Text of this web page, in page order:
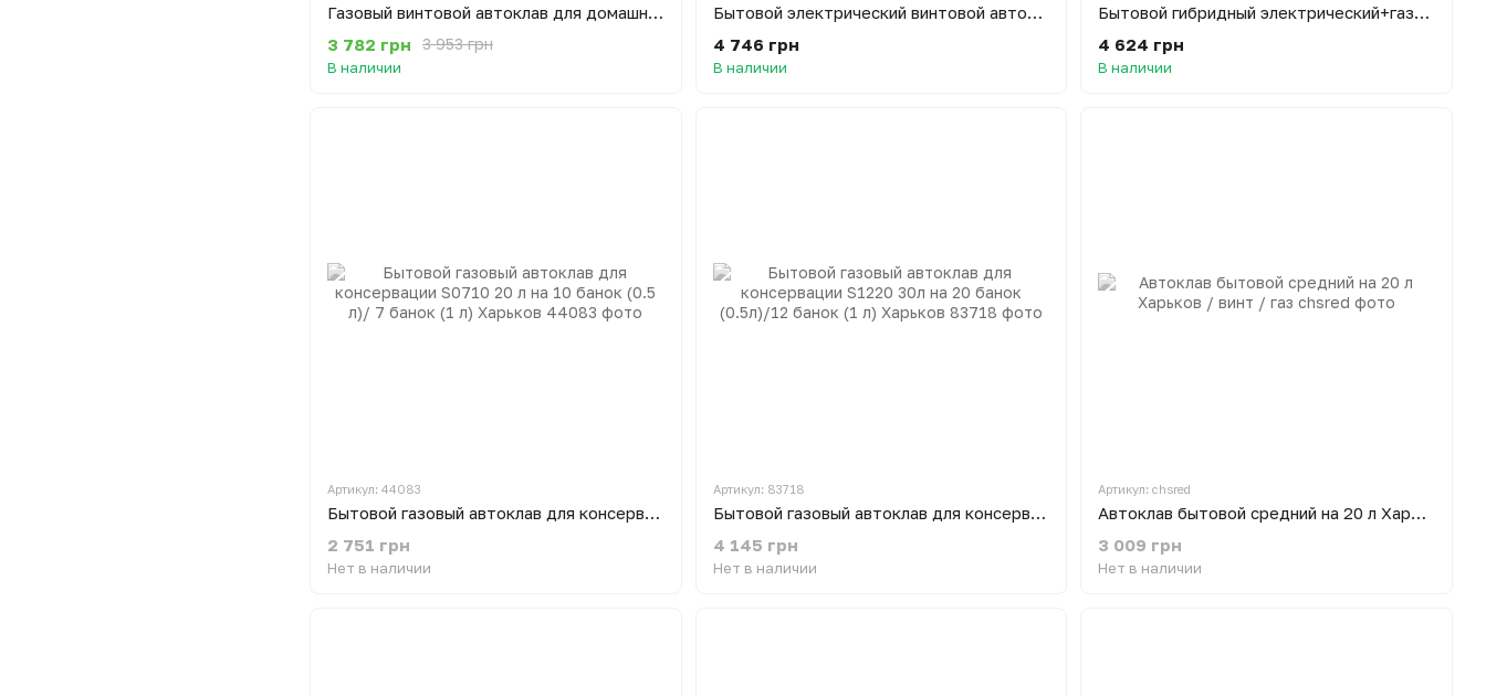
Газовый винтовой автоклав для домашнего консервирования ОВ-33 на 33 банки (0.5 л)/ 16 банок (1 л) Харьков
3 953 грн
3 782 грн
В наличии
Бытовой электрический винтовой автоклав для консервации ОВ-33 на 33 банки (0.5 л)/ 16 банок (1 л) Харьков
4 746 грн
В наличии
Бытовой гибридный электрический+газовый винтовой автоклав для консервации ОВ-У-16 на 16 банок (0.5 л)/ 5 банок (1 л) Харьков
4 624 грн
В наличии
Артикул: 44083
Бытовой газовый автоклав для консервации S0710 20 л на 10 банок (0.5 л)/ 7 банок (1 л) Харьков
2 751 грн
Нет в наличии
Артикул: 83718
Бытовой газовый автоклав для консервации S1220 30л на 20 банок (0.5л)/12 банок (1 л) Харьков
4 145 грн
Нет в наличии
Артикул: chsred
Автоклав бытовой средний на 20 л Харьков / винт / газ
3 009 грн
Нет в наличии